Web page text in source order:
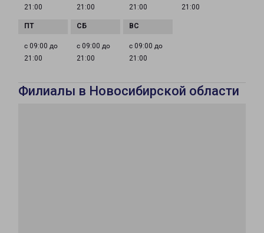
21:00
21:00
21:00
21:00
с 09:00 до
21:00
с 09:00 до
21:00
с 09:00 до
21:00
Филиалы в Новосибирской области